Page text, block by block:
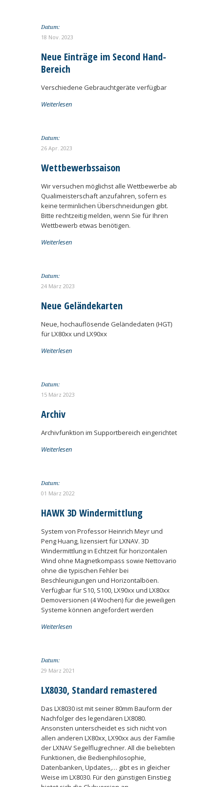
Datum:
18 Nov. 2023
Neue Einträge im Second Hand-
Bereich
Verschiedene Gebrauchtgeräte verfügbar
Weiterlesen
Datum:
26 Apr. 2023
Wettbewerbssaison
Wir versuchen möglichst alle Wettbewerbe ab
Qualimeisterschaft anzufahren, sofern es
keine terminlichen Überschneidungen gibt.
Bitte rechtzeitig melden, wenn Sie für Ihren
Wettbewerb etwas benötigen.
Weiterlesen
Datum:
24 März 2023
Neue Geländekarten
Neue, hochauflösende Geländedaten (HGT)
für LX80xx und LX90xx
Weiterlesen
Datum:
15 März 2023
Archiv
Archivfunktion im Supportbereich eingerichtet
Weiterlesen
Datum:
01 März 2022
HAWK 3D Windermittlung
System von Professor Heinrich Meyr und
Peng Huang, lizensiert für LXNAV. 3D
Windermittlung in Echtzeit für horizontalen
Wind ohne Magnetkompass sowie Nettovario
ohne die typischen Fehler bei
Beschleunigungen und Horizontalböen.
Verfügbar für S10, S100, LX90xx und LX80xx
Demoversionen (4 Wochen) für die jeweiligen
Systeme können angefordert werden
Weiterlesen
Datum:
29 März 2021
LX8030, Standard remastered
Das LX8030 ist mit seiner 80mm Bauform der
Nachfolger des legendären LX8080.
Ansonsten unterscheidet es sich nicht von
allen anderen LX80xx, LX90xx aus der Familie
der LXNAV Segelflugrechner. All die beliebten
Funktionen, die Bedienphilosophie,
Datenbanken, Updates,… gibt es in gleicher
Weise im LX8030. Für den günstigen Einstieg